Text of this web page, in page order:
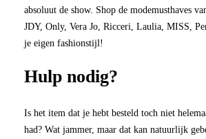
absoluut de show. Shop de modemusthaves
JDY, Only, Vera Jo, Ricceri, Laulia, MISS,
je eigen fashionstijl!
Hulp nodig?
Is het item dat je hebt besteld toch niet
had? Wat jammer, maar dat kan natuurlijk